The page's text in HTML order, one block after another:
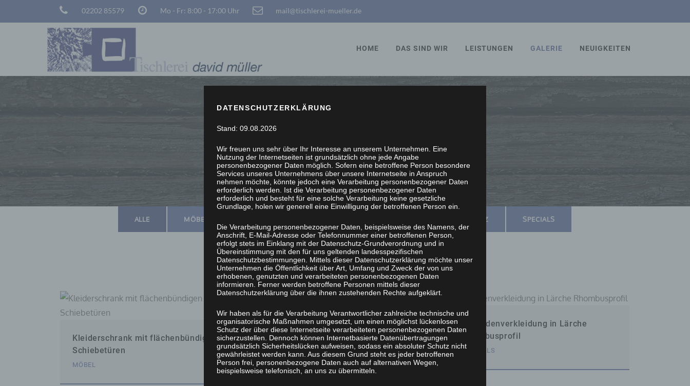
02202 85579 Mo - Fr: 8:00 - 17:00 Uhr mail@tischlerei-mueller.de
HOME DAS SIND WIR LEISTUNGEN GALERIE NEUIGKEITEN
UNSERE PROJEKTE:
ALLE MÖBEL EINBRUCHSSCHUTZ SPECIALS
Kleiderschrank mit flächenbündigen
Schiebetüren
MÖBEL
Einbauschrank Schlafzimmer
MÖBEL
Fassadenverkleidung in Lärche
Rhombusprofil
SPECIALS
DATENSCHUTZERKLÄRUNG
Stand: 09.08.2026
Wir freuen uns sehr über Ihr Interesse an unserem Unternehmen. Eine
Nutzung der Internetseiten ist grundsätzlich ohne jede Angabe
personenbezogener Daten möglich. Sofern eine betroffene Person besondere
Services unseres Unternehmens über unsere Internetseite in Anspruch
nehmen möchte, könnte jedoch eine Verarbeitung personenbezogener Daten
erforderlich werden. Ist die Verarbeitung personenbezogener Daten
erforderlich und besteht für eine solche Verarbeitung keine gesetzliche
Grundlage, holen wir generell eine Einwilligung der betroffenen Person ein.
Die Verarbeitung personenbezogener Daten, beispielsweise des Namens, der
Anschrift, E-Mail-Adresse oder Telefonnummer einer betroffenen Person,
erfolgt stets im Einklang mit der Datenschutz-Grundverordnung und in
Übereinstimmung mit den für uns geltenden landesspezifischen
Datenschutzbestimmungen. Mittels dieser Datenschutzerklärung möchte unser
Unternehmen die Öffentlichkeit über Art, Umfang und Zweck der von uns
erhobenen, genutzten und verarbeiteten personenbezogenen Daten
informieren. Ferner werden betroffene Personen mittels dieser
Datenschutzerklärung über die ihnen zustehenden Rechte aufgeklärt.
Wir haben als für die Verarbeitung Verantwortlicher zahlreiche technische und
organisatorische Maßnahmen umgesetzt, um einen möglichst lückenlosen
Schutz der über diese Internetseite verarbeiteten personenbezogenen Daten
sicherzustellen. Dennoch können Internetbasierte Datenübertragungen
grundsätzlich Sicherheitslücken aufweisen, sodass ein absoluter Schutz nicht
gewährleistet werden kann. Aus diesem Grund steht es jeder betroffenen
Person frei, personenbezogene Daten auch auf alternativen Wegen,
beispielsweise telefonisch, an uns zu übermitteln.